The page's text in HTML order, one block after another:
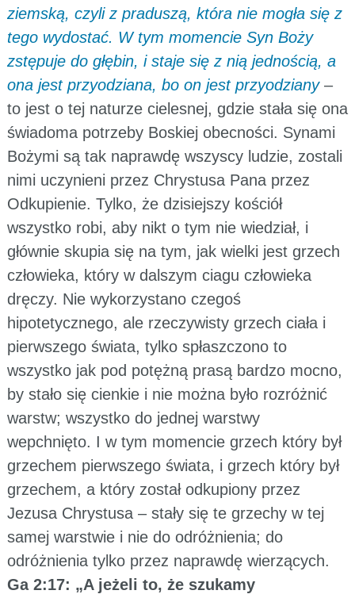
ziemską, czyli z praduszą, która nie mogła się z
tego wydostać. W tym momencie Syn Boży
zstępuje do głębin, i staje się z nią jednością, a
ona jest przyodziana, bo on jest przyodziany–
to jest o tej naturze cielesnej, gdzie stała się ona
świadoma potrzeby Boskiej obecności. Synami
Bożymi są tak naprawdę wszyscy ludzie, zostali
nimi uczynieni przez Chrystusa Pana przez
Odkupienie. Tylko, że dzisiejszy kościół
wszystko robi, aby nikt o tym nie wiedział, i
głównie skupia się na tym, jak wielki jest grzech
człowieka, który w dalszym ciagu człowieka
dręczy. Nie wykorzystano czegoś
hipotetycznego, ale rzeczywisty grzech ciała i
pierwszego świata, tylko spłaszczono to
wszystko jak pod potężną prasą bardzo mocno,
by stało się cienkie i nie można było rozróżnić
warstw; wszystko do jednej warstwy
wepchnięto. I w tym momencie grzech który był
grzechem pierwszego świata, i grzech który był
grzechem, a który został odkupiony przez
Jezusa Chrystusa – stały się te grzechy w tej
samej warstwie i nie do odróżnienia; do
odróżnienia tylko przez naprawdę wierzących.
Ga 2:17: „A jeżeli to, że szukamy